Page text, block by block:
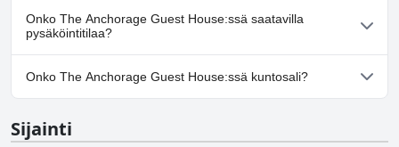
Ei, The Anchorage Guest House ei salli koiria.
Onko The Anchorage Guest House:ssä saatavilla
pysäköintitilaa?
Ei, The Anchorage Guest House ei tarjoa
pysäköintimahdollisuutta.
Onko The Anchorage Guest House:ssä kuntosali?
Sijainti